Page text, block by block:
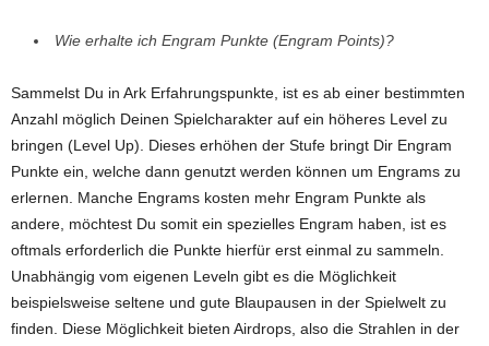
Wie erhalte ich Engram Punkte (Engram Points)?
Sammelst Du in Ark Erfahrungspunkte, ist es ab einer bestimmten
Anzahl möglich Deinen Spielcharakter auf ein höheres Level zu
bringen (Level Up). Dieses erhöhen der Stufe bringt Dir Engram
Punkte ein, welche dann genutzt werden können um Engrams zu
erlernen. Manche Engrams kosten mehr Engram Punkte als
andere, möchtest Du somit ein spezielles Engram haben, ist es
oftmals erforderlich die Punkte hierfür erst einmal zu sammeln.
Unabhängig vom eigenen Leveln gibt es die Möglichkeit
beispielsweise seltene und gute Blaupausen in der Spielwelt zu
finden. Diese Möglichkeit bieten Airdrops, also die Strahlen in der